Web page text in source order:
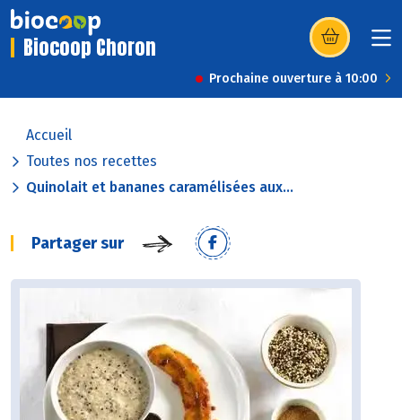
Biocoop Choron (s’ouvre dans
Prochaine ouverture à 10:00
Accueil
Toutes nos recettes
Quinolait et bananes caramélisées aux...
Partager sur